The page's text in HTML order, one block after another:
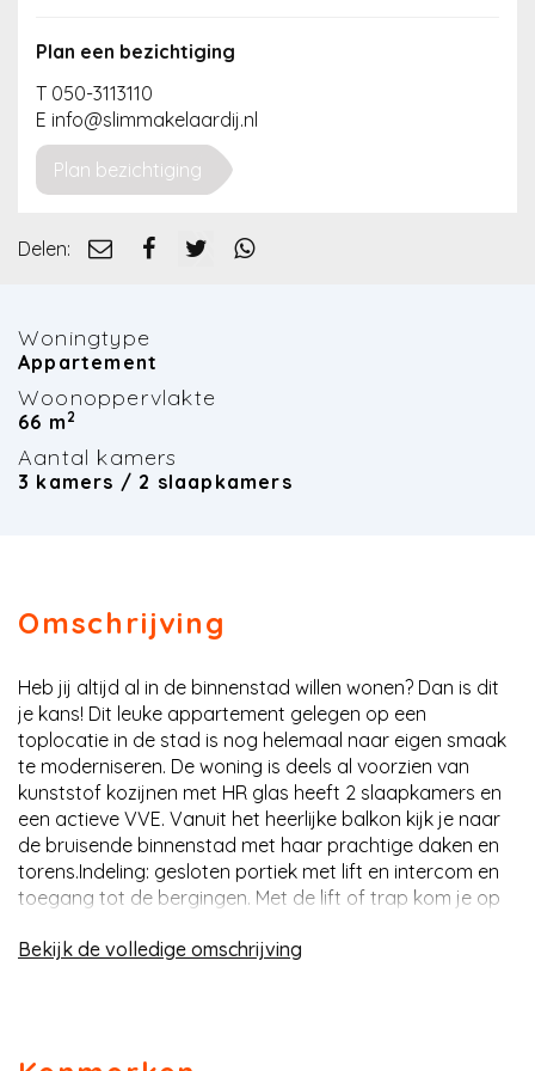
Contact
Plan een bezichtiging
T 050-3113110
E info@slimmakelaardij.nl
Plan bezichtiging
Delen:
Woningtype
Appartement
Woonoppervlakte
66 m 2
Aantal kamers
3 kamers / 2 slaapkamers
Omschrijving
Heb jij altijd al in de binnenstad willen wonen? Dan is dit
je kans! Dit leuke appartement gelegen op een
toplocatie in de stad is nog helemaal naar eigen smaak
te moderniseren. De woning is deels al voorzien van
kunststof kozijnen met HR glas heeft 2 slaapkamers en
een actieve VVE. Vanuit het heerlijke balkon kijk je naar
de bruisende binnenstad met haar prachtige daken en
torens.Indeling: gesloten portiek met lift en intercom en
toegang tot de bergingen. Met de lift of trap kom je op
een kleine berging te vinden van ca 1m².Bij binnenkomst
uitzicht over de stad. Vanuit de woonkamer is het balkon
omschrijving